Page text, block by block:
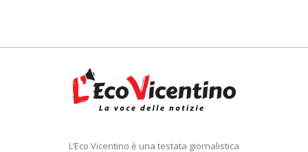
L’Eco Vicentino è una testata giornalistica